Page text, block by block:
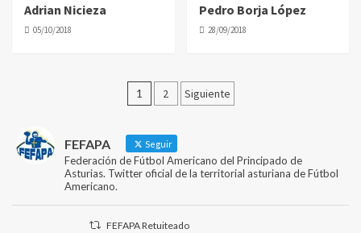
Adrian Nicieza
05/10/2018
Pedro Borja López
28/09/2018
Paginación
entradas
1 2 Siguiente
FEFAPA Seguir
Federación de Fútbol Americano del Principado de
Asturias. Twitter oficial de la territorial asturiana de Fútbol
Americano.
FEFAPA Retuiteado